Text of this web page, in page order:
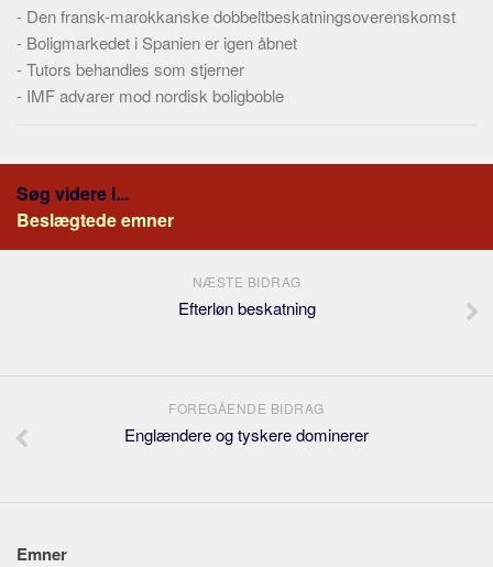
Webstedet
Forhistorien
Redigering
Hjælp
- Den fransk-marokkanske dobbeltbeskatningsoverenskomst
- Boligmarkedet i Spanien er igen åbnet
-Tutors behandles som stjerner
- IMF advarer mod nordisk boligboble
Søg videre i...
Beslægtede emner
NÆSTE BIDRAG
Efterløn beskatning
FOREGÅENDE BIDRAG
Englændere og tyskere dominerer
Emner